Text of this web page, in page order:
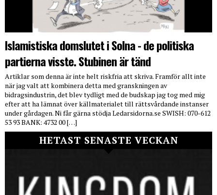
Islamistiska domslutet i Solna - de politiska
partierna visste. Stubinen är tänd
Artiklar som denna är inte helt riskfria att skriva. Framför allt inte
när jag valt att kombinera detta med granskningen av
bidragsindustrin, det blev tydligt med de budskap jag tog med mig
efter att ha lämnat över källmaterialet till rättsvårdande instanser
under gårdagen. Ni får gärna stödja Ledarsidorna.se SWISH: 070-612
53 93 BANK: 4732 00 […]
HETAST SENASTE VECKAN